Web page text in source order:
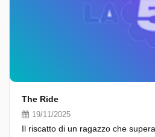
The Ride
19/11/2025
Il riscatto di un ragazzo che